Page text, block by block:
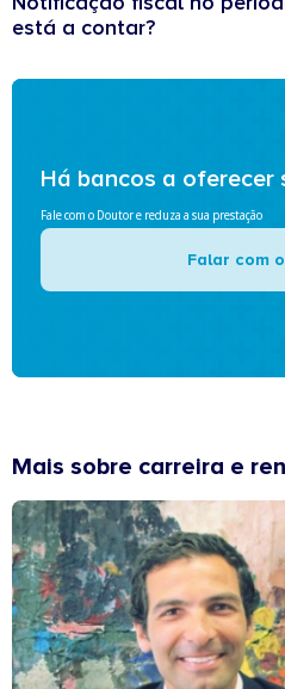
está a contar?
Há bancos a oferecer
Fale com o Doutor e reduza a sua prestação
Falar com
Mais sobre carreira e